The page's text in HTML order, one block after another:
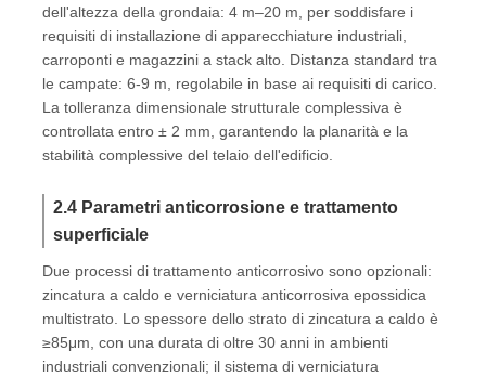
dell'altezza della grondaia: 4 m–20 m, per soddisfare i
requisiti di installazione di apparecchiature industriali,
carroponti e magazzini a stack alto. Distanza standard tra
le campate: 6-9 m, regolabile in base ai requisiti di carico.
La tolleranza dimensionale strutturale complessiva è
controllata entro ± 2 mm, garantendo la planarità e la
stabilità complessive del telaio dell'edificio.
2.4 Parametri anticorrosione e trattamento
superficiale
Due processi di trattamento anticorrosivo sono opzionali:
zincatura a caldo e verniciatura anticorrosiva epossidica
multistrato. Lo spessore dello strato di zincatura a caldo è
≥85μm, con una durata di oltre 30 anni in ambienti
industriali convenzionali; il sistema di verniciatura